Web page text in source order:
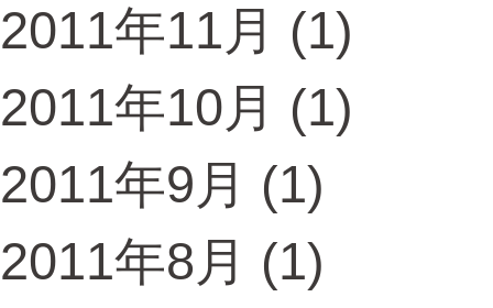
2011年11月 (1)
2011年10月 (1)
2011年9月 (1)
2011年8月 (1)